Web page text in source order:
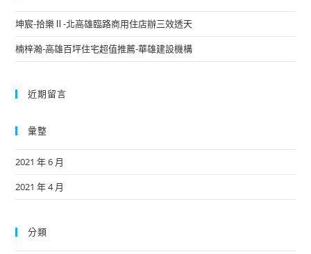
坤宸-拾樂Ⅱ-北高雄臨路商用住店辦三效透天
楠梓瀚-高雄百坪住宅超值推薦-華雄建設機構
近期留言
彙整
2021 年 6 月
2021 年 4 月
分類